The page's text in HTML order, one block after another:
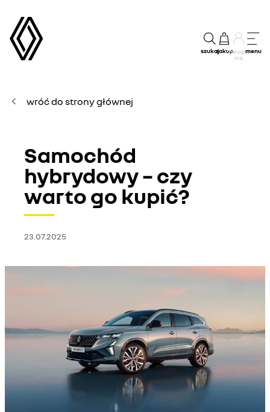
szukajzakupZaloguj
się
menu
wróć do strony głównej
Samochód
hybrydowy – czy
warto go kupić?
23.07.2025